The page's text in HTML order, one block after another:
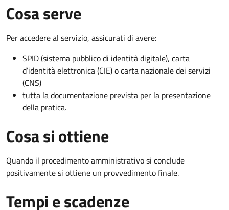
Cosa serve
Per accedere al servizio, assicurati di avere:
SPID (sistema pubblico di identità digitale), carta
d’identità elettronica (CIE) o carta nazionale dei servizi
(CNS)
tutta la documentazione prevista per la presentazione
della pratica.
Cosa si ottiene
Quando il procedimento amministrativo si conclude
positivamente si ottiene un provvedimento finale.
Tempi e scadenze